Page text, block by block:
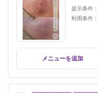
提示条件：
利用条件：
メニューを追加